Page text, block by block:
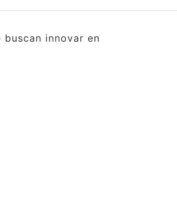
innovar en